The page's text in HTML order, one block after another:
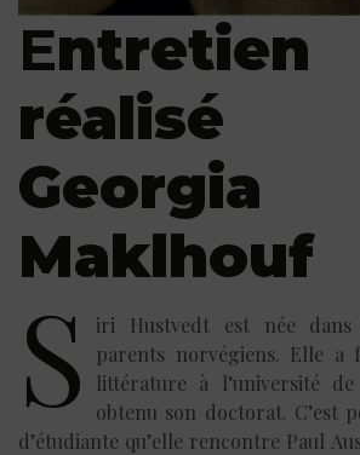
Entretien
réalisé
Georgia
Maklhouf
S
iri Hustvedt est née
parents norvégiens. Elle a
littérature à l’université
obtenu son doctorat. C’est
d’étudiante qu’elle rencontre Paul